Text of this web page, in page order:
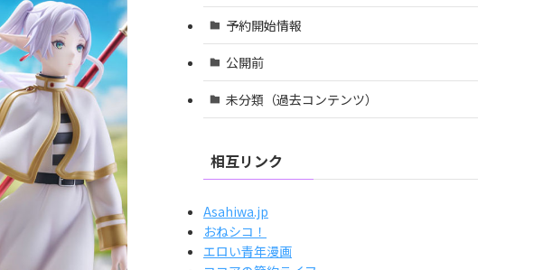
予約開始情報
公開前
未分類（過去コンテンツ）
相互リンク
Asahiwa.jp
おねシコ！
エロい青年漫画